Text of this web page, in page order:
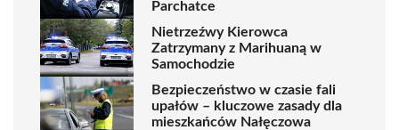
Parchatce
Nietrzeźwy Kierowca
Zatrzymany z Marihuaną w
Samochodzie
Bezpieczeństwo w czasie fali
upałów – kluczowe zasady dla
mieszkańców Nałęczowa